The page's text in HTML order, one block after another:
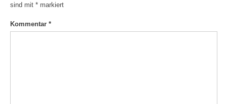
sind mit *markiert
Kommentar *